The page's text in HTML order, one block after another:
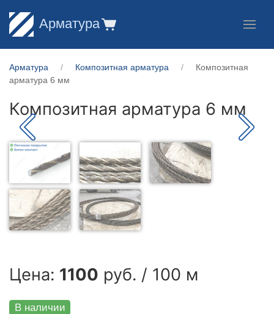
Арматура
Арматура Композитная арматура
Композитная
арматура 6 мм
Композитная арматура 6 мм
Цена: 1100 руб. / 100 м
В наличии